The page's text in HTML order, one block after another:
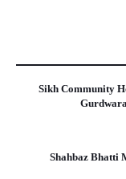
Sikh Community
Shahbaz Bhatti